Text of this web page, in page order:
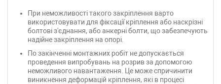
При неможливості такого закріплення варто
використовувати для фіксації кріплення або наскрізні
болтові з'єднання, або анкерні болти, що забезпечують
надійне закріплення на опорі.
По закінченні монтажних робіт не допускається
проведення випробувань на розрив за допомогою
неможливого навантаження. Це може спричинити
виникнення деформацій кріплення, які в процесі